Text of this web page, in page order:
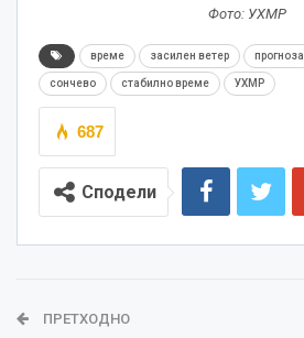
Фото: УХМР
време засилен ветер прогноза
сончево стабилно време УХМР
687
Сподели
ПРЕТХОДНО